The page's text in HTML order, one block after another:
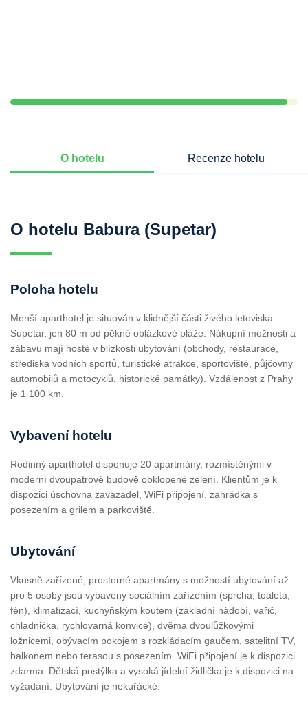
O hotelu Recenze hotelu
O hotelu Babura (Supetar)
Poloha hotelu
Menší aparthotel je situován v klidnější části živého letoviska
Supetar, jen 80 m od pěkné oblázkové pláže. Nákupní možnosti a
zábavu mají hosté v blízkosti ubytování (obchody, restaurace,
střediska vodních sportů, turistické atrakce, sportoviště, půjčovny
automobilů a motocyklů, historické památky). Vzdálenost z Prahy
je 1 100 km.
Vybavení hotelu
Rodinný aparthotel disponuje 20 apartmány, rozmístěnými v
moderní dvoupatrové budově obklopené zelení. Klientům je k
dispozici úschovna zavazadel, WiFi připojení, zahrádka s
posezením a grilem a parkoviště.
Ubytování
Vkusně zařízené, prostorné apartmány s možností ubytování až
pro 5 osoby jsou vybaveny sociálním zařízením (sprcha, toaleta,
fén), klimatizací, kuchyňským koutem (základní nádobí, vařič,
chladnička, rychlovarná konvice), dvěma dvoulůžkovými
ložnicemi, obývacím pokojem s rozkládacím gaučem, satelitní TV,
balkonem nebo terasou s posezením. WiFi připojení je k dispozici
zdarma. Dětská postýlka a vysoká jídelní židlička je k dispozici na
vyžádání. Ubytování je nekuřácké.